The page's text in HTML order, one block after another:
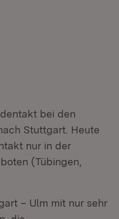
bei den
Stuttgart. Heute
nur in der
(Tübingen,
– Ulm mit nur sehr